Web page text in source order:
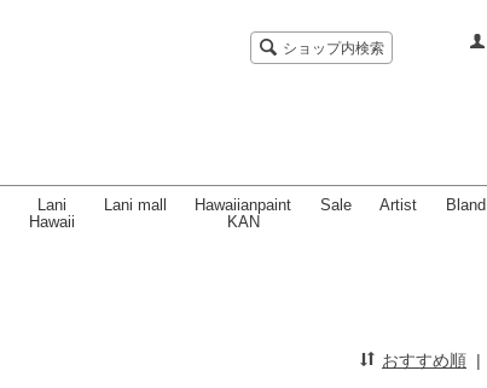
ショップ内検索
Lani
Hawaii
Lani mall
Hawaiianpaint
KAN
Sale Artist Bland
おすすめ順 |